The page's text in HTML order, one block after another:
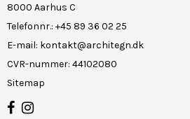
8000 Aarhus C
Telefonnr.: +45 89 36 02 25
E-mail: kontakt@architegn.dk
CVR-nummer: 44102080
Sitemap